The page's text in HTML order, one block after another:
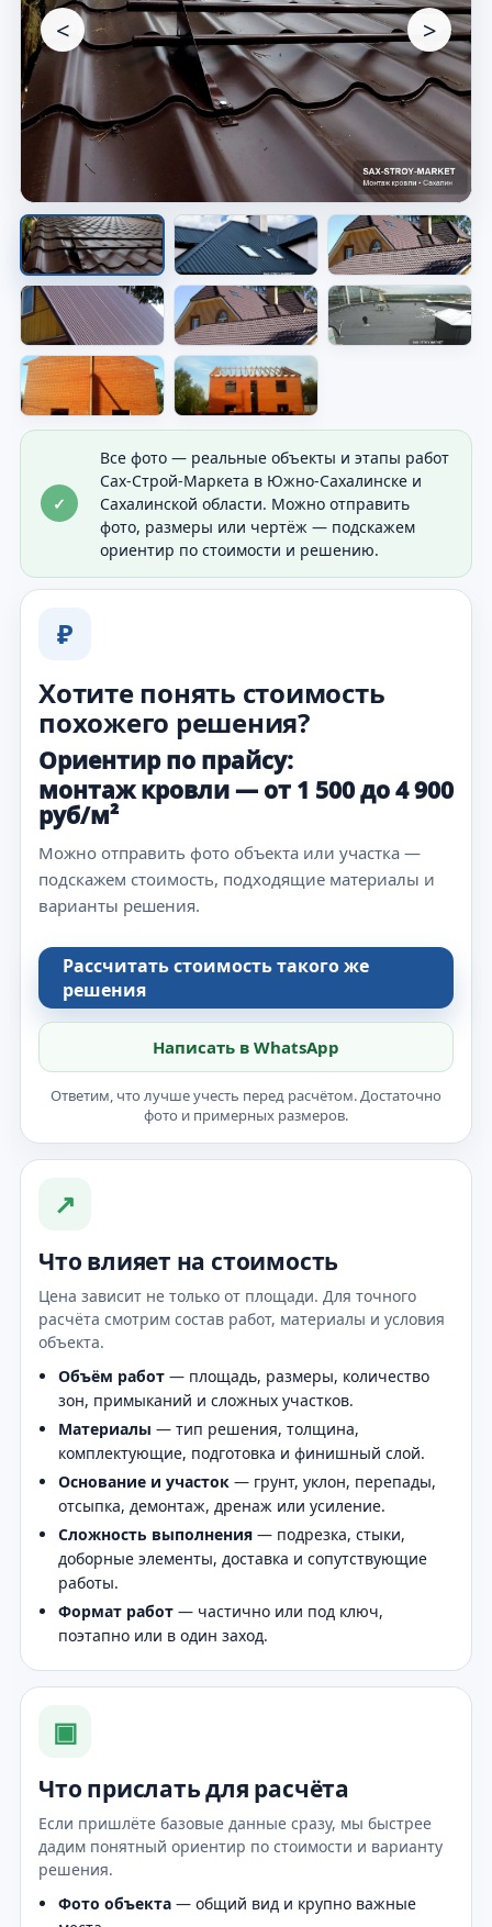
<
Плоская кровля на объекте
Видно общий объём и состояние покрытия.
>
✓
Все фото — реальные объекты и этапы работ
Сах-Строй-Маркета в Южно-Сахалинске и
Сахалинской области. Можно отправить
фото, размеры или чертёж — подскажем
ориентир по стоимости и решению.
₽
Хотите понять стоимость
похожего решения?
Ориентир по прайсу:
монтаж кровли — от 1 500 до 4 900
руб/м²
Можно отправить фото объекта или участка —
подскажем стоимость, подходящие материалы и
варианты решения.
Рассчитать стоимость такого же
решения
Написать в WhatsApp
Ответим, что лучше учесть перед расчётом. Достаточно
фото и примерных размеров.
↗
Что влияет на стоимость
Цена зависит не только от площади. Для точного
расчёта смотрим состав работ, материалы и условия
объекта.
Объём работ — площадь, размеры, количество
зон, примыканий и сложных участков.
Материалы — тип решения, толщина,
комплектующие, подготовка и финишный слой.
Основание и участок — грунт, уклон, перепады,
отсыпка, демонтаж, дренаж или усиление.
Сложность выполнения — подрезка, стыки,
доборные элементы, доставка и сопутствующие
работы.
Формат работ — частично или под ключ,
поэтапно или в один заход.
▣
Что прислать для расчёта
Если пришлёте базовые данные сразу, мы быстрее
дадим понятный ориентир по стоимости и варианту
решения.
Фото объекта — общий вид и крупно важные